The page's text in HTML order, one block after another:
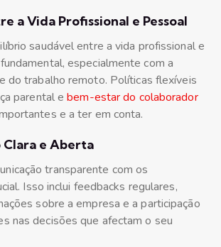
aVida Profissional e Pessoal
saudável entre a vida profissional e
especialmente com a
do trabalho remoto. Políticas flexíveis
parental ebem-estar do colaborador
e a ter em conta.
Clara e Aberta
transparente com os
Isso inclui feedbacks regulares,
sobre a empresa e a participação
nas decisões que afectam o seu